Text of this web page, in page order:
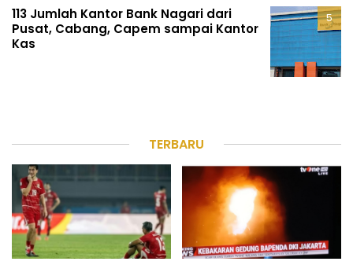
113 Jumlah Kantor Bank Nagari dari
Pusat, Cabang, Capem sampai Kantor
Kas
TERBARU